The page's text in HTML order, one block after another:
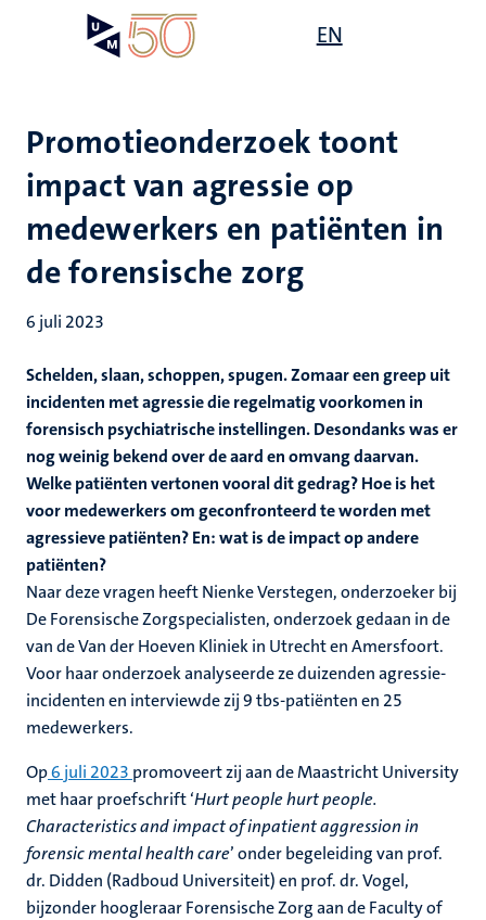
gaan
EN
Promotieonderzoek toont
impact van agressie op
medewerkers en patiënten in
de forensische zorg
6 juli 2023
Schelden, slaan, schoppen, spugen. Zomaar een greep uit
incidenten met agressie die regelmatig voorkomen in
forensisch psychiatrische instellingen. Desondanks was er
nog weinig bekend over de aard en omvang daarvan.
Welke patiënten vertonen vooral dit gedrag? Hoe is het
voor medewerkers om geconfronteerd te worden met
agressieve patiënten? En: wat is de impact op andere
patiënten?
Naar deze vragen heeft Nienke Verstegen, onderzoeker bij
De Forensische Zorgspecialisten, onderzoek gedaan in de
van de Van der Hoeven Kliniek in Utrecht en Amersfoort.
Voor haar onderzoek analyseerde ze duizenden agressie-
incidenten en interviewde zij 9 tbs-patiënten en 25
medewerkers.
Op6 juli 2023 promoveert zij aan de Maastricht University
met haar proefschrift ‘Hurt people hurt people.
Characteristics and impact of inpatient aggression in
forensic mental health care’ onder begeleiding van prof.
dr. Didden (Radboud Universiteit) en prof. dr. Vogel,
bijzonder hoogleraar Forensische Zorg aan de Faculty of